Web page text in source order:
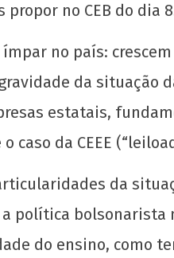
no CEB do dia
no país:
da situação
estatais,
caso da CEEE
da
política bolsonarista
do ensino, como